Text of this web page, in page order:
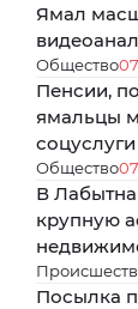
Ямал
Общество
Пенсии,
ямальцы
Общество
В
крупную
Посылка